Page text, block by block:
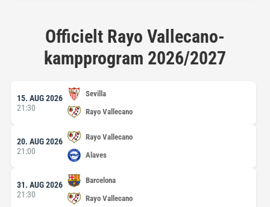
Officielt Rayo Vallecano-
kampprogram 2026/2027
15. AUG 2026
21:30
Sevilla
Rayo Vallecano
20. AUG 2026
21:00
Rayo Vallecano
Alaves
31. AUG 2026
21:30
Barcelona
Rayo Vallecano